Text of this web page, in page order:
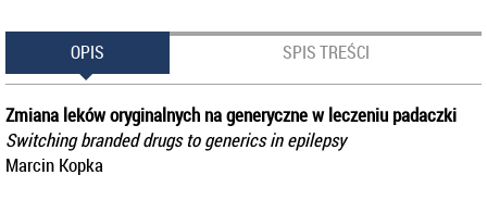
OPIS SPIS TREŚCI
Zmiana leków oryginalnych na generyczne w leczeniu padaczki
Switching branded drugs to generics in epilepsy
Marcin Kopka